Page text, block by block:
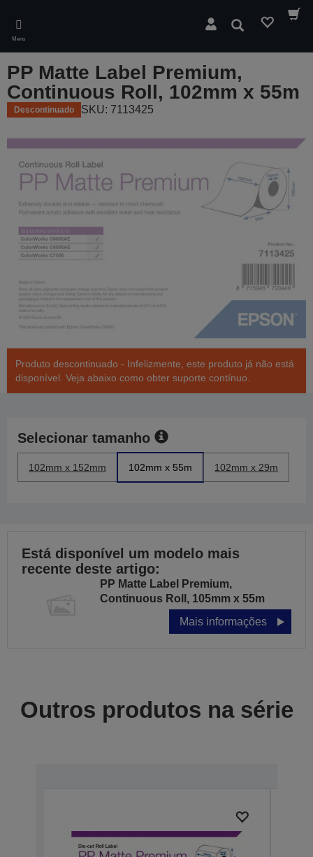
main
content
Menu
Pesquisar
PP Matte Label Premium,
Continuous Roll, 102mm x 55m
Descontinuado SKU: 7113425
Produto descontinuado - Infelizmente, este produto já não está
disponível. Veja abaixo como obter suporte contínuo.
Selecionar tamanho
102mm x 152mm 102mm x 55m 102mm x 29m
Está disponível um modelo mais
recente deste artigo:
PP Matte Label Premium,
Continuous Roll, 105mm x 55m
Mais informações
Outros produtos na série